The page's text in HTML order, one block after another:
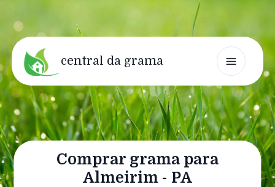
central da grama
Comprar grama para
Almeirim - PA